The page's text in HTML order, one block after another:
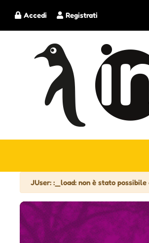
Registrati
Accedi
Attenzione
JUser: :_load: non è stato